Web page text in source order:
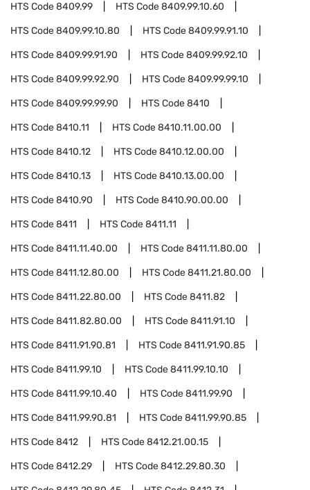
HTS Code8409.99 HTS Code8409.99.10.60
HTS Code8409.99.10.80 HTS Code8409.99.91.10
HTS Code8409.99.91.90 HTS Code8409.99.92.10
HTS Code8409.99.92.90 HTS Code8409.99.99.10
HTS Code8409.99.99.90 HTS Code8410
HTS Code8410.11 HTS Code8410.11.00.00
HTS Code8410.12 HTS Code8410.12.00.00
HTS Code8410.13 HTS Code8410.13.00.00
HTS Code8410.90 HTS Code8410.90.00.00
HTS Code8411 HTS Code8411.11
HTS Code8411.11.40.00 HTS Code8411.11.80.00
HTS Code8411.12.80.00 HTS Code8411.21.80.00
HTS Code8411.22.80.00 HTS Code8411.82
HTS Code8411.82.80.00 HTS Code8411.91.10
HTS Code8411.91.90.81 HTS Code8411.91.90.85
HTS Code8411.99.10 HTS Code8411.99.10.10
HTS Code8411.99.10.40 HTS Code8411.99.90
HTS Code8411.99.90.81 HTS Code8411.99.90.85
HTS Code8412 HTS Code8412.21.00.15
HTS Code8412.29 HTS Code8412.29.80.30